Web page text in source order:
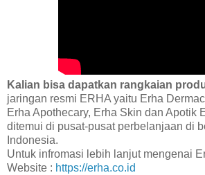
Kalian bisa dapatkan rangkaian
jaringan resmi ERHA yaitu Erha
Erha Apothecary, Erha Skin dan Apotik
ditemui di pusat-pusat perbelanjaan di
Indonesia.
Untuk infromasi lebih lanjut mengenai
Website : https://erha.co.id